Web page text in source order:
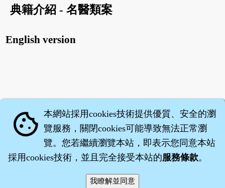
典籍介紹 - 名醫類案
English version
‧沈藥子©2008～2026
cookie 本網站採用cookies技術提供優質、安全的瀏
覽服務，關閉cookies可能導致無法正常瀏
覽。您若繼續瀏覽本站，即表示您同意本站
採用cookies技術，並且完全接受本站的服務條款。